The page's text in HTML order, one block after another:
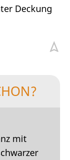
Deckung
mit